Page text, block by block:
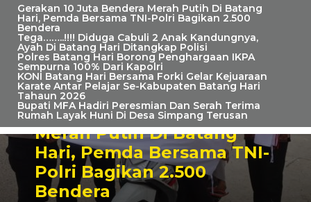
Gerakan 10 Juta Bendera Merah Putih Di Batang
Hari, Pemda Bersama TNI-Polri Bagikan 2.500
Bendera
Tega……..!!!! Diduga Cabuli 2 Anak Kandungnya,
Ayah Di Batang Hari Ditangkap Polisi
Polres Batang Hari Borong Penghargaan IKPA
Sempurna 100% Dari Kapolri
KONI Batang Hari Bersama Forki Gelar Kejuaraan
Karate Antar Pelajar Se-Kabupaten Batang Hari
Tahaun 2026
Bupati MFA Hadiri Peresmian Dan Serah Terima
Rumah Layak Huni Di Desa Simpang Terusan
Gerakan 10 Juta Bendera
Merah Putih Di Batang
Hari, Pemda Bersama TNI-
Polri Bagikan 2.500
Bendera